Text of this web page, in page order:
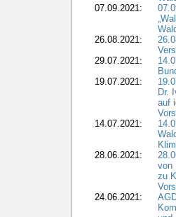
07.09.2021:
26.08.2021:
29.07.2021:
19.07.2021:
Dr.
auf
14.07.2021:
28.06.2021:
von
zu
24.06.2021: